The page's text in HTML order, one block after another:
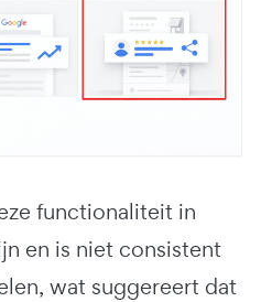
functionaliteit in
en is niet consistent
wat suggereert dat